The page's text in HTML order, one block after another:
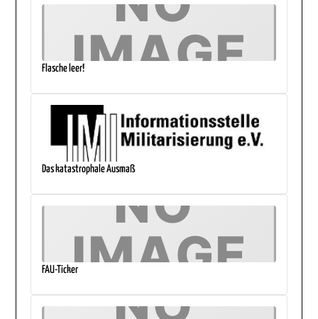
Flasche leer!
Das katastrophale Ausmaß
FAU-Ticker